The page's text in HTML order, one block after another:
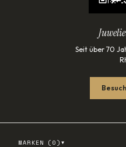
Seit über 70
MARKEN ( 0 ) ▾